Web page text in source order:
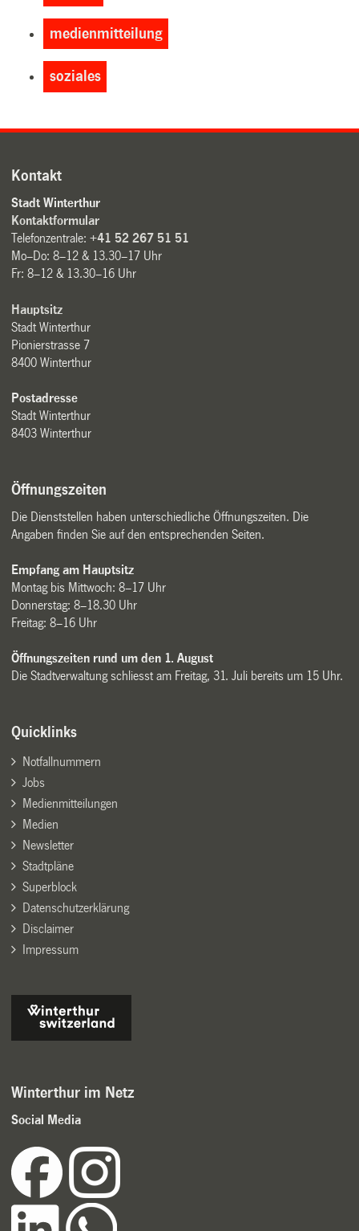
medienmitteilung
soziales
Kontakt
Stadt Winterthur
Kontaktformular
Telefonzentrale:+41 52 267 51 51
Mo–Do: 8–12 & 13.30–17 Uhr
Fr: 8–12 & 13.30–16 Uhr
Hauptsitz
Stadt Winterthur
Pionierstrasse 7
8400 Winterthur
Postadresse
Stadt Winterthur
8403 Winterthur
Öffnungszeiten
Die Dienststellen haben unterschiedliche Öffnungszeiten. Die
Angaben finden Sie auf den entsprechenden Seiten.
Empfang am Hauptsitz
Montag bis Mittwoch: 8–17 Uhr
Donnerstag: 8–18.30 Uhr
Freitag: 8–16 Uhr
Öffnungszeiten rund um den 1. August
Die Stadtverwaltung schliesst am Freitag, 31. Juli bereits um 15 Uhr.
Quicklinks
Notfallnummern
Jobs
Medienmitteilungen
Medien
Newsletter
Stadtpläne
Superblock
Datenschutzerklärung
Disclaimer
Impressum
Winterthur im Netz
Social Media